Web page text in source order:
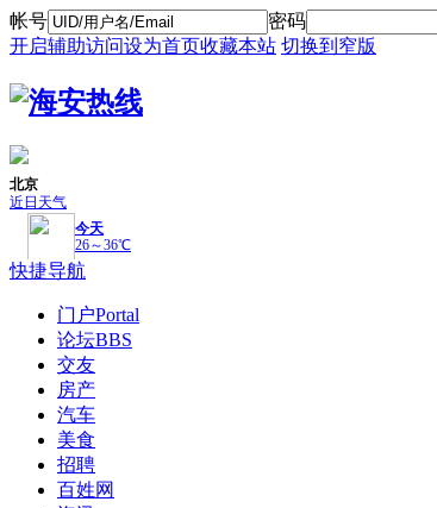
帐号 密码
开启辅助访问设为首页收藏本站 切换到窄版
快捷导航
门户Portal
论坛BBS
交友
房产
汽车
美食
招聘
百姓网